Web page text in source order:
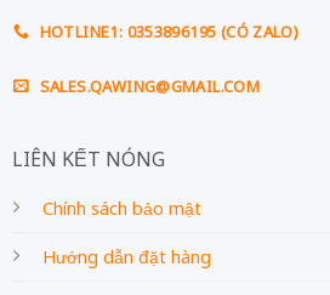
HOTLINE1: 0353896195 (CÓ ZALO)
SALES.QAWING@GMAIL.COM
LIÊN KẾT NÓNG
Chính sách bảo mật
Hướng dẫn đặt hàng